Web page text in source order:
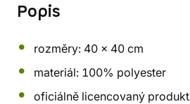
Popis
rozměry: 40 x 40 cm
materiál: 100% polyester
oficiálně licencovaný produkt